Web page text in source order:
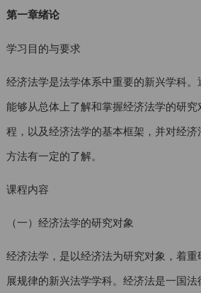
第一章绪论
学习目的与要求
经济法学是法学体系中重要的新兴学科
能够从总体上了解和掌握经济法学的研
程，以及经济法学的基本框架，并对经
方法有一定的了解。
课程内容
（一）经济法学的研究对象
经济法学，是以经济法为研究对象，着
展规律的新兴法学学科。经济法是一国